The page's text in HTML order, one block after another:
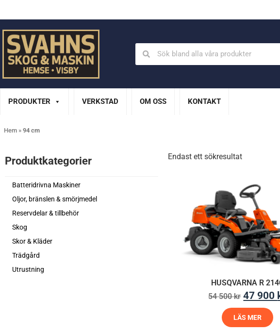
PRODUKTER VERKSTAD OM OSS KONTAKT
Hem » 94 cm
Produktkategorier​
Batteridrivna Maskiner
Oljor, bränslen & smörjmedel
Reservdelar & tillbehör
Skog
Skor & Kläder
Trädgård
Utrustning
Endast ett sökresultat
HUSQVARNA R
54 500kr 47 900
LÄS MER